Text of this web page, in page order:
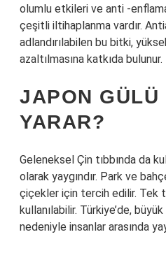
olumlu etkileri ve anti -
çeşitli iltihaplanma vardır.
adlandırılabilen bu bitki,
azaltılmasına katkıda bulunur.
JAPON GÜLÜ
YARAR?
Geleneksel Çin tıbbında da
olarak yaygındır. Park ve
çiçekler için tercih edilir. Tek
kullanılabilir. Türkiye’de,
nedeniyle insanlar arasında